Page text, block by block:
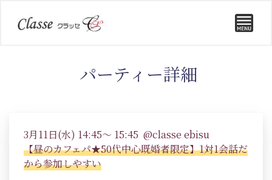
パーティー詳細
3月11日(水) 14:45～ 15:45 @classe ebisu
【昼のカフェパ★50代中心既婚者限定】1対1会話だ
から参加しやすい